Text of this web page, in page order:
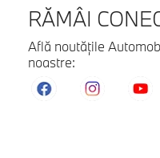
RĂMÂI
Află noutăţile
noastre: